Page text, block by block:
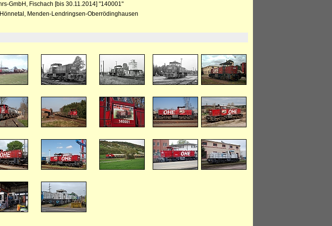
GmbH, Fischach [bis 30.11.2014] "140001"
Menden-Lendringsen-Oberrödinghausen